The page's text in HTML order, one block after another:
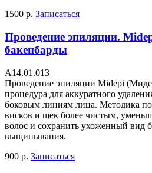
1500 р. Записаться
Проведение эпиляции.
бакенбарды
А14.01.013
Проведение эпиляции Midepi
процедура для аккуратного
боковым линиям лица. Методика
висков и щек более чистым,
волос и сохранить ухоженный вид
выщипывания.
900 р. Записаться